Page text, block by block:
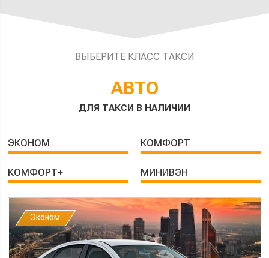
ЭКОНОМ КОМФОРТ
ВЫБЕРИТЕ КЛАСС ТАКСИ
АВТО
ДЛЯ ТАКСИ В НАЛИЧИИ
КОМФОРТ+ МИНИВЭН
Эконом
Эконом